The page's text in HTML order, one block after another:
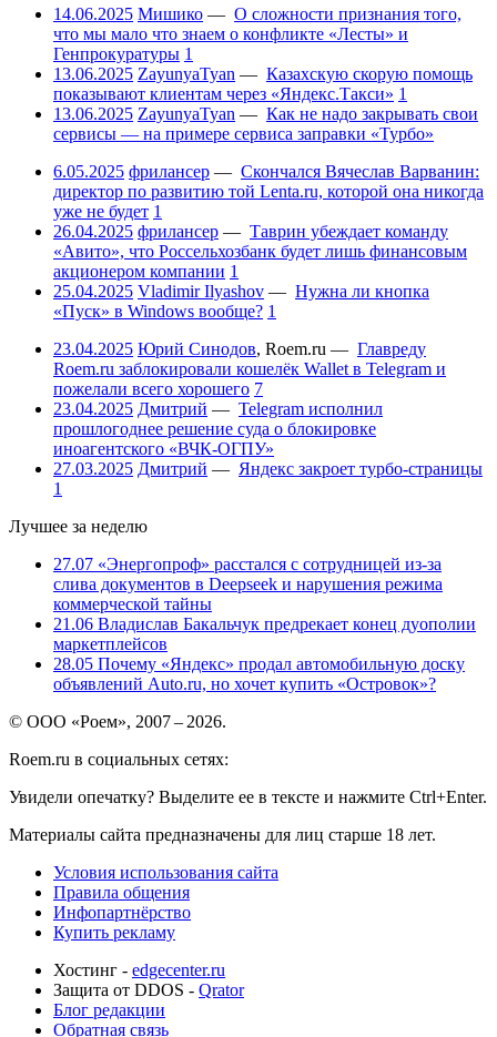
14.06.2025 Мишико — О сложности признания того,
что мы мало что знаем о конфликте «Лесты» и
Генпрокуратуры 1
13.06.2025 ZayunyaTyan — Казахскую скорую помощь
показывают клиентам через «Яндекс.Такси» 1
13.06.2025 ZayunyaTyan — Как не надо закрывать свои
сервисы — на примере сервиса заправки «Турбо»
6.05.2025 фрилансер — Скончался Вячеслав Варванин:
директор по развитию той Lenta.ru, которой она никогда
уже не будет 1
26.04.2025 фрилансер — Таврин убеждает команду
«Авито», что Россельхозбанк будет лишь финансовым
акционером компании 1
25.04.2025 Vladimir Ilyashov — Нужна ли кнопка
«Пуск» в Windows вообще? 1
23.04.2025 Юрий Синодов, Roem.ru — Главреду
Roem.ru заблокировали кошелёк Wallet в Telegram и
пожелали всего хорошего 7
23.04.2025 Дмитрий — Telegram исполнил
прошлогоднее решение суда о блокировке
иноагентского «ВЧК-ОГПУ»
27.03.2025 Дмитрий — Яндекс закроет турбо-страницы
1
Лучшее за неделю
27.07 «Энергопроф» расстался с сотрудницей из-за
слива документов в Deepseek и нарушения режима
коммерческой тайны
21.06 Владислав Бакальчук предрекает конец дуополии
маркетплейсов
28.05 Почему «Яндекс» продал автомобильную доску
объявлений Auto.ru, но хочет купить «Островок»?
© ООО «Роем», 2007 – 2026.
Roem.ru в социальных сетях:
Увидели опечатку? Выделите ее в тексте и нажмите Ctrl+Enter.
Материалы сайта предназначены для лиц старше 18 лет.
Условия использования сайта
Правила общения
Инфопартнёрство
Купить рекламу
Хостинг - edgecenter.ru
Защита от DDOS - Qrator
Блог редакции
Обратная связь